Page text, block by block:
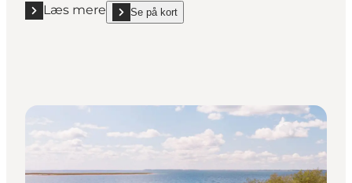
Læs mere
Læs mere "Thorø"Se på kort
show Thorø on_map